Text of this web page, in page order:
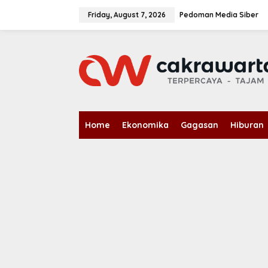
Friday, August 7, 2026 Pedoman Media Siber
Home Ekonomika Gagasan Hiburan